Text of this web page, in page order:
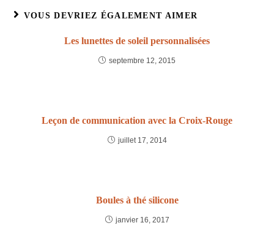
VOUS DEVRIEZ ÉGALEMENT AIMER
Les lunettes de soleil personnalisées
septembre 12, 2015
Leçon de communication avec la Croix-Rouge
juillet 17, 2014
Boules à thé silicone
janvier 16, 2017